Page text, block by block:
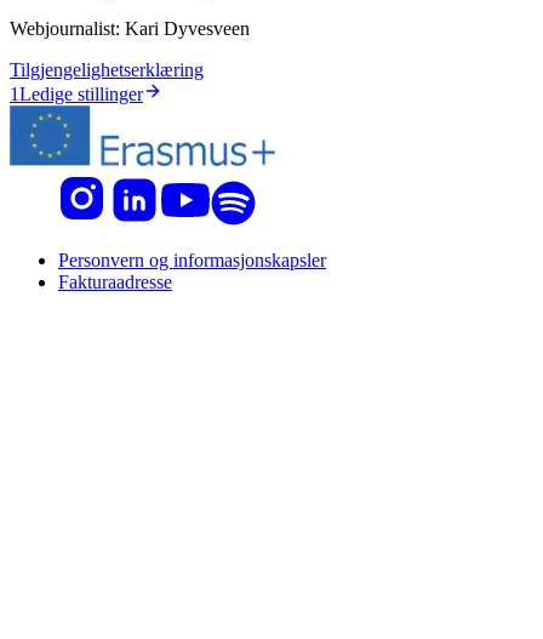
Webjournalist: Kari Dyvesveen
Tilgjengelighetserklæring
1Ledige stillinger
Personvern og informasjonskapsler
Fakturaadresse